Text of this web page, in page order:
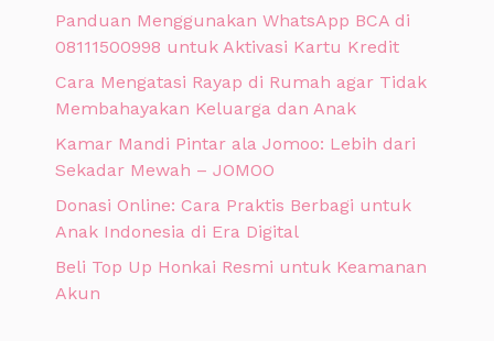
Panduan Menggunakan WhatsApp BCA di
08111500998 untuk Aktivasi Kartu Kredit
Cara Mengatasi Rayap di Rumah agar Tidak
Membahayakan Keluarga dan Anak
Kamar Mandi Pintar ala Jomoo: Lebih dari
Sekadar Mewah – JOMOO
Donasi Online: Cara Praktis Berbagi untuk
Anak Indonesia di Era Digital
Beli Top Up Honkai Resmi untuk Keamanan
Akun